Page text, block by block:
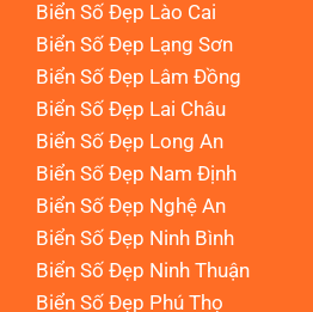
Biển Số Đẹp Lào Cai
Biển Số Đẹp Lạng Sơn
Biển Số Đẹp Lâm Đồng
Biển Số Đẹp Lai Châu
Biển Số Đẹp Long An
Biển Số Đẹp Nam Định
Biển Số Đẹp Nghệ An
Biển Số Đẹp Ninh Bình
Biển Số Đẹp Ninh Thuận
Biển Số Đẹp Phú Thọ